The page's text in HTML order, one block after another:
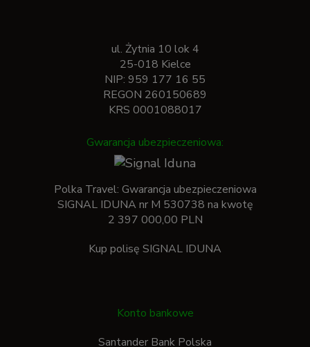
ul. Żytnia 10 lok 4
25-018 Kielce
NIP: 959 177 16 55
REGON 260150689
KRS 0001088017
Gwarancja ubezpieczeniowa:
Polka Travel: Gwarancja ubezpieczeniowa
SIGNAL IDUNA nr M 530738 na kwotę
2 397 000,00 PLN
Kup polisę SIGNAL IDUNA
Konto bankowe
Santander Bank Polska